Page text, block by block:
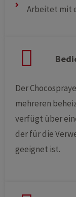
Arbeitet mit
Der
mehreren
verfügt über
der für die
geeignet ist.